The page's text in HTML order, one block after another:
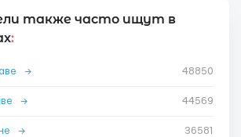
также часто ищут в
:
→ 48850
→ 44569
→ 36581